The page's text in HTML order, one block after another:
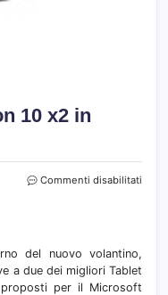
10 x2 in
Commenti disabilitati
del nuovo volantino,
a due dei migliori Tablet
per il Microsoft